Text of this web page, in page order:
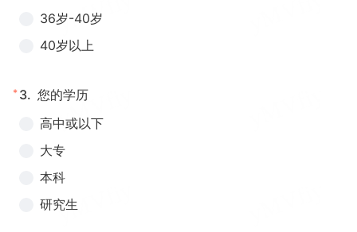
36岁-40岁
40岁以上
* 3. 您的学历
高中或以下
大专
本科
研究生